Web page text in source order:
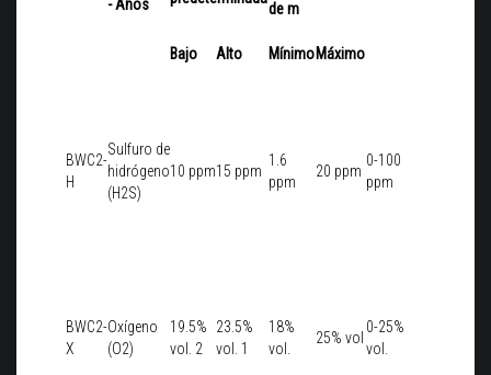
- Años de m
Bajo Alto MínimoMáximo
BWC2-
H
Sulfuro de
hidrógeno
(H2S)
10 ppm15 ppm
1.6
ppm
20 ppm
0-100
ppm
BWC2-
X
Oxígeno
(O2)
19.5%
vol. 2
23.5%
vol. 1
18%
vol.
25% vol
0-25%
vol.